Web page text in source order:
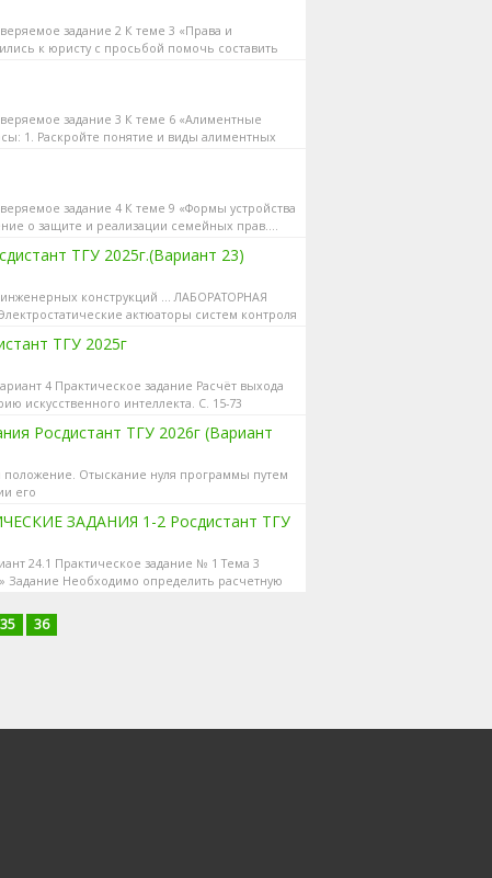
задание 2 К теме 3 «Права и
к юристу с просьбой помочь составить
задание 3 К теме 6 «Алиментные
1. Раскройте понятие и виды алиментных
задание 4 К теме 9 «Формы устройства
о защите и реализации семейных прав....
ТГУ 2025г.(Вариант 23)
конструкций ... ЛАБОРАТОРНАЯ
актюаторы систем контроля
ТГУ 2025г
4 Практическое задание Расчёт выхода
искусственного интеллекта. С. 15-73
Росдистант ТГУ 2026г (Вариант
положение. Отыскание нуля программы путем
его
ЗАДАНИЯ 1-2 Росдистант ТГУ
24.1 Практическое задание № 1 Тема 3
Необходимо определить расчетную
35 36